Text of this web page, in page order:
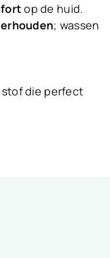
op de huid.
; wassen
stof die perfect